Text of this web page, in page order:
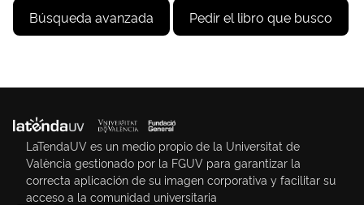
Búsqueda avanzada Pedir el libro que busco
LaTendaUV es un medio propio de la Universitat de
València gestionado por la FGUV para garantizar la
correcta aplicación de su imagen corporativa y facilitar su
acceso a la comunidad universitaria